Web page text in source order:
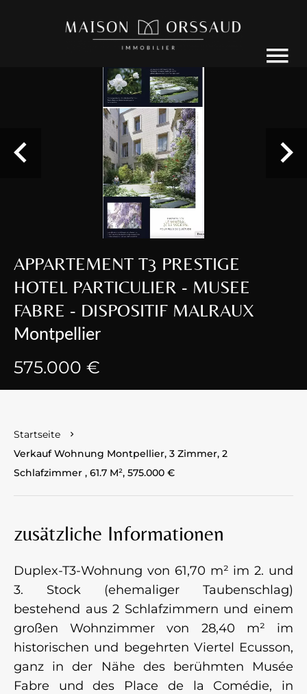
APPARTEMENT T3 PRESTIGE
HOTEL PARTICULIER - MUSEE
FABRE - DISPOSITIF MALRAUX
Montpellier
575.000 €
Startseite
Verkauf Wohnung Montpellier, 3 Zimmer, 2
Schlafzimmer , 61.7 M², 575.000 €
zusätzliche Informationen
Duplex-T3-Wohnung von 61,70 m² im 2. und
3. Stock (ehemaliger Taubenschlag)
bestehend aus 2 Schlafzimmern und einem
großen Wohnzimmer von 28,40 m² im
historischen und begehrten Viertel Ecusson,
ganz in der Nähe des berühmten Musée
Fabre und des Place de la Comédie, in